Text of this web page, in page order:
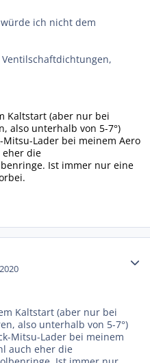
ich nicht dem
Kaltstart (aber nur bei
also unterhalb von 5-7°)
Lader bei meinem Aero
eher die
Ist immer nur eine
Kaltstart (aber nur bei
also unterhalb von 5-7°)
Mitsu-Lader bei meinem
auch eher die